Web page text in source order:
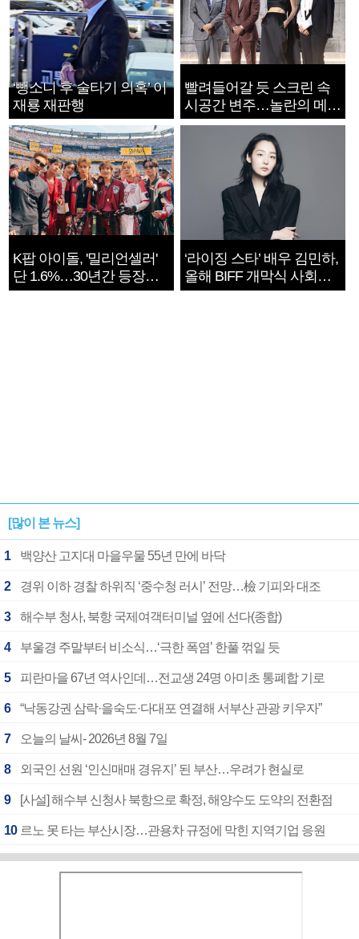
‘뺑소니 후 술타기 의혹’ 이
재룡 재판행
빨려들어갈 듯 스크린 속
시공간 변주…놀란의 메시
지는 ‘전쟁 속죄’
K팝 아이돌, '밀리언셀러'
단 1.6%…30년간 등장
1182개팀 전수조사
‘라이징 스타’ 배우 김민하,
올해 BIFF 개막식 사회자
확정
[많이 본 뉴스]
1 백양산 고지대 마을우물 55년 만에 바닥
2 경위 이하 경찰 하위직 ‘중수청 러시’ 전망…檢 기피와 대조
3 해수부 청사, 북항 국제여객터미널 옆에 선다(종합)
4 부울경 주말부터 비소식…‘극한 폭염’ 한풀 꺾일 듯
5 피란마을 67년 역사인데…전교생 24명 아미초 통폐합 기로
6 “낙동강권 삼락·을숙도·다대포 연결해 서부산 관광 키우자”
7 오늘의 날씨- 2026년 8월 7일
8 외국인 선원 ‘인신매매 경유지’ 된 부산…우려가 현실로
9 [사설] 해수부 신청사 북항으로 확정, 해양수도 도약의 전환점
10 르노 못 타는 부산시장…관용차 규정에 막힌 지역기업 응원